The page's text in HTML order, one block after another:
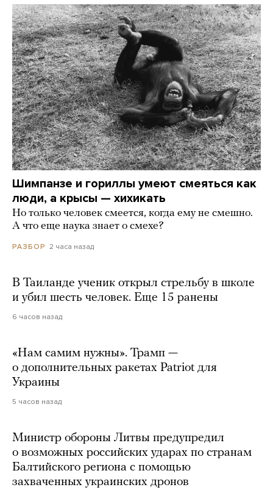
Шимпанзе и гориллы умеют смеяться как
люди, а крысы — хихикать
Но только человек смеется, когда ему не смешно.
А что еще наука знает о смехе?
РАЗБОР 2 часа назад
В Таиланде ученик открыл стрельбу в школе
и убил шесть человек. Еще 15 ранены
6 часов назад
«Нам самим нужны». Трамп —
о дополнительных ракетах Patriot для
Украины
5 часов назад
Министр обороны Литвы предупредил
о возможных российских ударах по странам
Балтийского региона с помощью
захваченных украинских дронов